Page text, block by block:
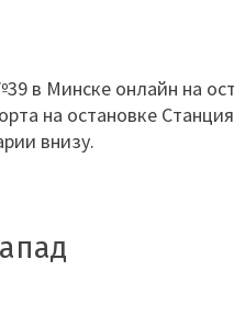
в Минске онлайн на
на остановке
внизу.